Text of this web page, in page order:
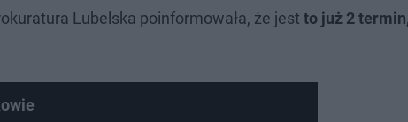
Lubelska poinformowała, że jest to już 2